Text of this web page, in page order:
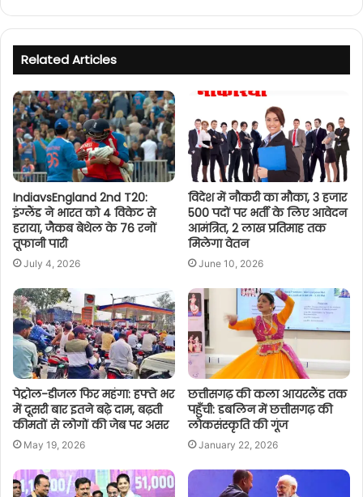
Related Articles
IndiavsEngland 2nd T20:
इंग्लैंड ने भारत को 4 विकेट से
हराया, जैकब बेथेल के 76 रनों
तूफानी पारी
July 4, 2026
विदेश में नौकरी का मौका, 3 हजार
500 पदों पर भर्ती के लिए आवेदन
आमंत्रित, 2 लाख प्रतिमाह तक
मिलेगा वेतन
June 10, 2026
पेट्रोल-डीजल फिर महंगा: हफ्ते भर
में दूसरी बार इतने बढ़े दाम, बढ़ती
कीमतों से लोगों की जेब पर असर
May 19, 2026
छत्तीसगढ़ की कला आयरलैंड तक
पहुँची: डबलिन में छत्तीसगढ़ की
लोकसंस्कृति की गूंज
January 22, 2026